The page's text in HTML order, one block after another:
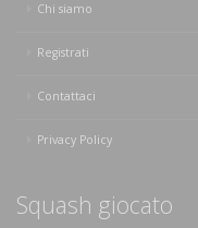
Chi siamo
Registrati
Contattaci
Privacy Policy
Squash giocato